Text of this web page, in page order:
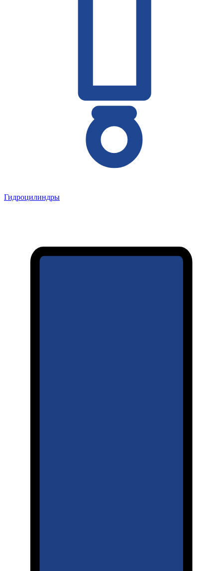
Гидроцилиндры